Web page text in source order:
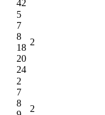
42
5
7
8
18
20
24
2
2
7
8
2